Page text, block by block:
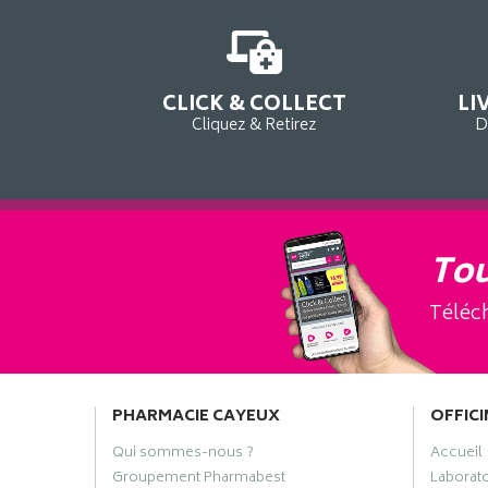
CLICK & COLLECT
Cliquez & Retirez
PHARMACIE CAYEUX
Qui sommes-nous ?
Groupement Pharmabest
Accueil